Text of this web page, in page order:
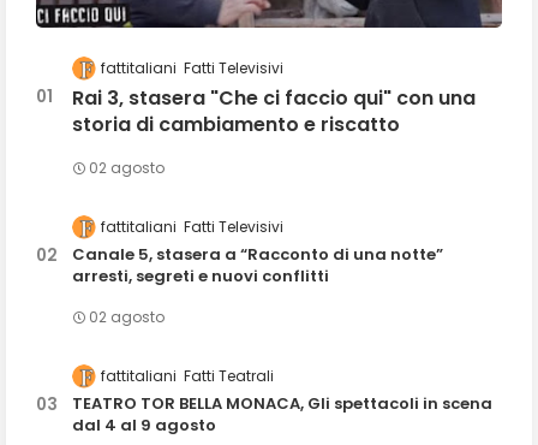
fattitaliani Fatti Televisivi
Rai 3, stasera "Che ci faccio qui" con una
storia di cambiamento e riscatto
02 agosto
fattitaliani Fatti Televisivi
Canale 5, stasera a “Racconto di una notte”
arresti, segreti e nuovi conflitti
02 agosto
fattitaliani Fatti Teatrali
TEATRO TOR BELLA MONACA, Gli spettacoli in scena
dal 4 al 9 agosto